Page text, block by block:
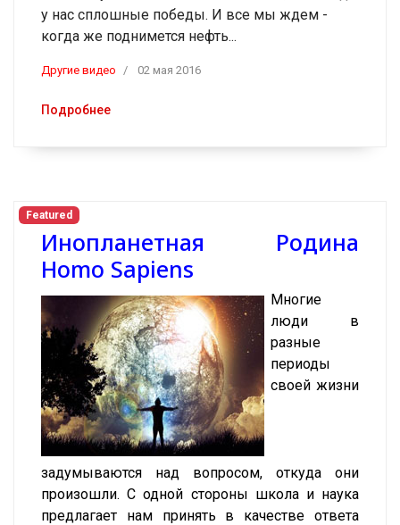
у нас сплошные победы. И все мы ждем -
когда же поднимется нефть...
Другие видео 02 мая 2016
Подробнее
Featured
Инопланетная Родина
Homo Sapiens
Многие
люди в
разные
периоды
своей жизни
задумываются над вопросом, откуда они
произошли. С одной стороны школа и наука
предлагает нам принять в качестве ответа